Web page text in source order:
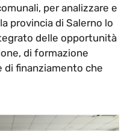
per analizzare e
provincia di Salerno lo
delle opportunità
di formazione
di finanziamento che